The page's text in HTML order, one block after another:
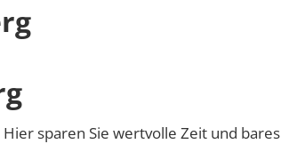
sparen Sie wertvolle Zeit und bares